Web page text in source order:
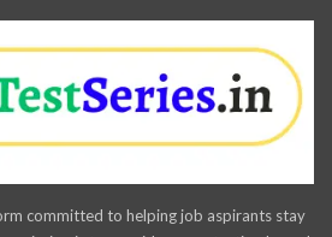
committed to helping job aspirants stay